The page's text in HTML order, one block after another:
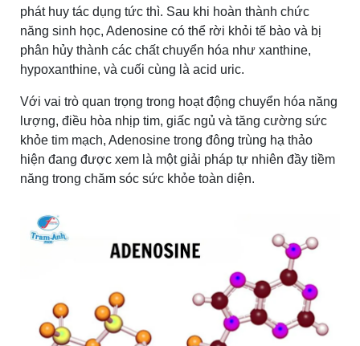
phát huy tác dụng tức thì. Sau khi hoàn thành chức
năng sinh học, Adenosine có thể rời khỏi tế bào và bị
phân hủy thành các chất chuyển hóa như xanthine,
hypoxanthine, và cuối cùng là acid uric.
Với vai trò quan trọng trong hoạt động chuyển hóa năng
lượng, điều hòa nhịp tim, giấc ngủ và tăng cường sức
khỏe tim mạch, Adenosine trong đông trùng hạ thảo
hiện đang được xem là một giải pháp tự nhiên đầy tiềm
năng trong chăm sóc sức khỏe toàn diện.